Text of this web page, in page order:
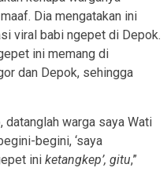
Dia mengatakan ini
viral babi ngepet di Depok.
ini memang di
dan Depok, sehingga
datanglah warga saya Wati
begini, ‘saya
ini ketangkep’, gitu,”